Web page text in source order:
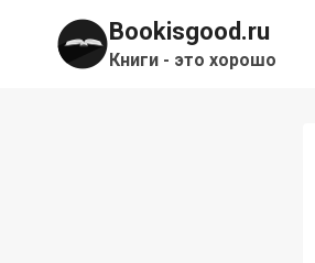
содержимому
Bookisgood.ru
Книги - это хорошо